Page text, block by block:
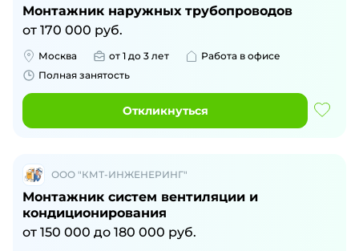
Монтажник наружных трубопроводов
от 170 000 руб.
Москва от 1 до 3 лет
Работа в офисе
Полная занятость
Откликнуться
ООО "КМТ-ИНЖЕНЕРИНГ"
Монтажник систем вентиляции и
кондиционирования
от 150 000 до 180 000 руб.